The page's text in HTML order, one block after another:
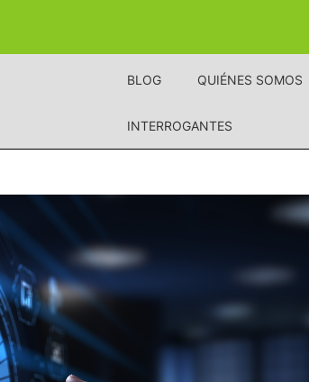
BLOG QUIÉNES SOMOS
INTERROGANTES